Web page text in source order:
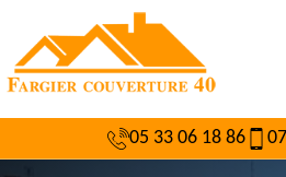
05 33 06 18 86